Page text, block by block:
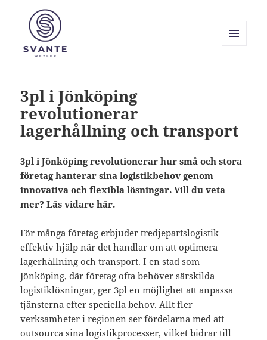
3pl i Jönköping
revolutionerar
lagerhållning och transport
3pl i Jönköping revolutionerar hur små och stora
företag hanterar sina logistikbehov genom
innovativa och flexibla lösningar. Vill du veta
mer? Läs vidare här.
För många företag erbjuder tredjepartslogistik
effektiv hjälp när det handlar om att optimera
lagerhållning och transport. I en stad som
Jönköping, där företag ofta behöver särskilda
logistiklösningar, ger 3pl en möjlighet att anpassa
tjänsterna efter speciella behov. Allt fler
verksamheter i regionen ser fördelarna med att
outsourca sina logistikprocesser, vilket bidrar till